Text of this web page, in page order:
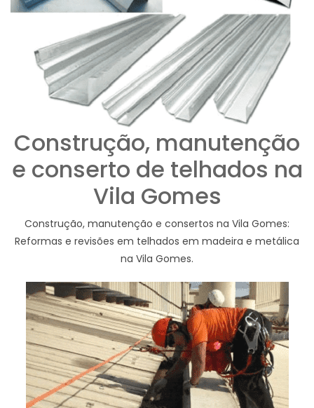
Construção, manutenção
e conserto de telhados na
Vila Gomes
Construção, manutenção e consertos na Vila Gomes:
Reformas e revisões em telhados em madeira e metálica
na Vila Gomes.